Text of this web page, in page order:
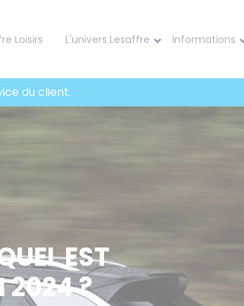
Loisirs L'univers Lesaffre Informations
du client.
EST
2024 ?